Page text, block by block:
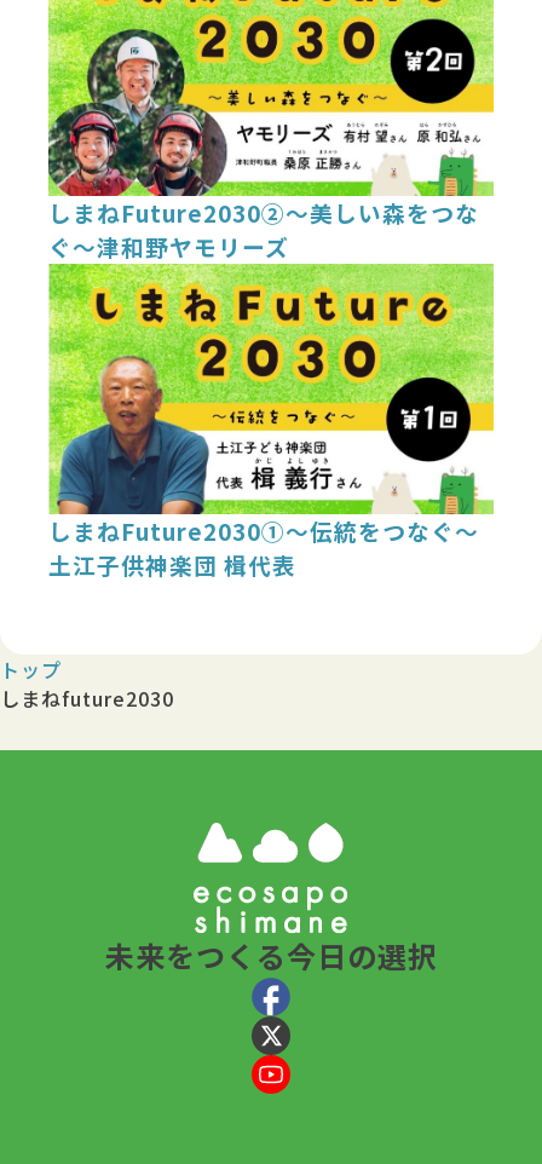
しまねFuture2030②～美しい森をつな
ぐ～津和野ヤモリーズ
しまねFuture2030①～伝統をつなぐ～
土江子供神楽団 楫代表
トップ
しまねfuture2030
未来をつくる今日の選択